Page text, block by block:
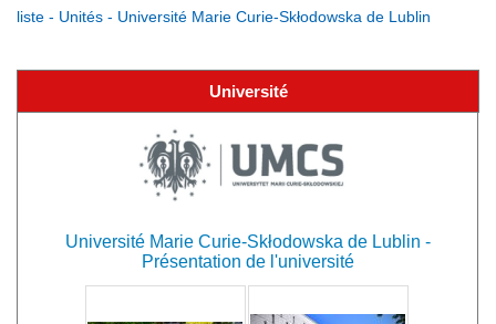
liste - Unités - Université Marie Curie-Skłodowska de Lublin
Université
Université Marie Curie-Skłodowska de Lublin -
Présentation de l'université